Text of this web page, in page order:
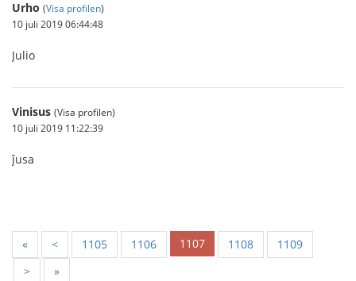
Urho (Visa profilen)
10 juli 2019 06:44:48
Julio
Vinisus (Visa profilen)
10 juli 2019 11:22:39
ĵusa
« < 1105 1106 1107 1108
1109
>
»